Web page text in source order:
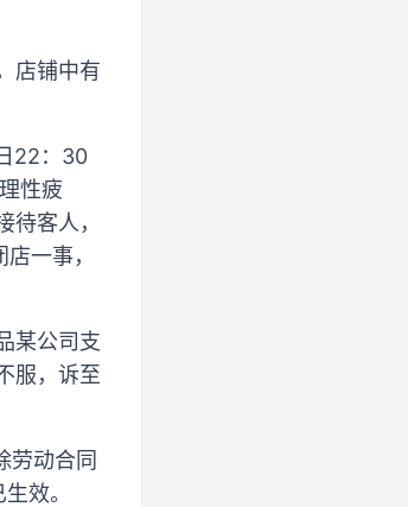
店铺中有
22：30
性疲
客人，
一事，
某公司支
服，诉至
劳动合同
效。